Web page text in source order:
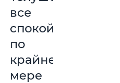
все
спокойно,
по
крайней
мере